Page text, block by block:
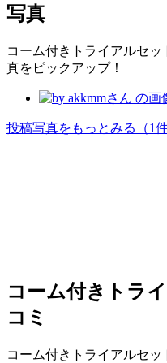
写真
コーム付きトライアルセ
真をピックアップ！
投稿写真をもっとみる （1
コーム付きトラ
コミ
コーム付きトライアルセ